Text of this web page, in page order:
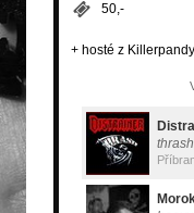
50,-
+ hosté z Killerpandy